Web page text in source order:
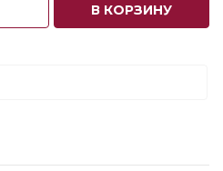
В КОРЗИНУ